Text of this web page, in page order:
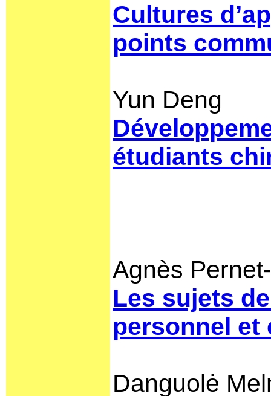
Cultures
points
Yun Deng
étudiants
Agnès
Les sujets
personnel et
Danguolė